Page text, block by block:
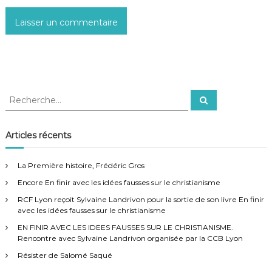
R
h
e
c
h
e
R
c
Articles récents
La Première histoire, Frédéric Gros
Encore En finir avec les idées fausses sur le christianisme
RCF Lyon reçoit Sylvaine Landrivon pour la sortie de son livre En finir
avec les idées fausses sur le christianisme
EN FINIR AVEC LES IDEES FAUSSES SUR LE CHRISTIANISME.
Rencontre avec Sylvaine Landrivon organisée par la CCB Lyon
Résister de Salomé Saqué